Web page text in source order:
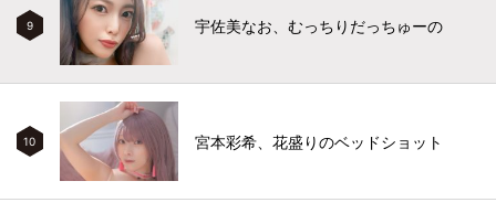
9 宇佐美なお、むっちりだっちゅーの
10 宮本彩希、花盛りのベッドショット